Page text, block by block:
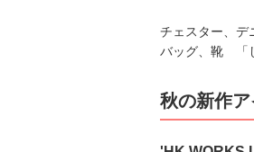
チェスター、デ
バッグ、靴 「
秋の新作